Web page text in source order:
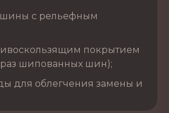
с рельефным
покрытием
шипованных шин);
для облегчения замены и